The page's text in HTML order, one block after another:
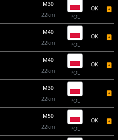
M30
22km
POL
OK
M40
22km
POL
OK
M40
22km
POL
OK
M30
22km
POL
M50
22km
POL
OK